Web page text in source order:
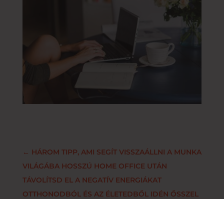
← HÁROM TIPP, AMI SEGÍT VISSZAÁLLNI A MUNKA
VILÁGÁBA HOSSZÚ HOME OFFICE UTÁN
TÁVOLÍTSD EL A NEGATÍV ENERGIÁKAT
OTTHONODBÓL ÉS AZ ÉLETEDBŐL IDÉN ŐSSZEL